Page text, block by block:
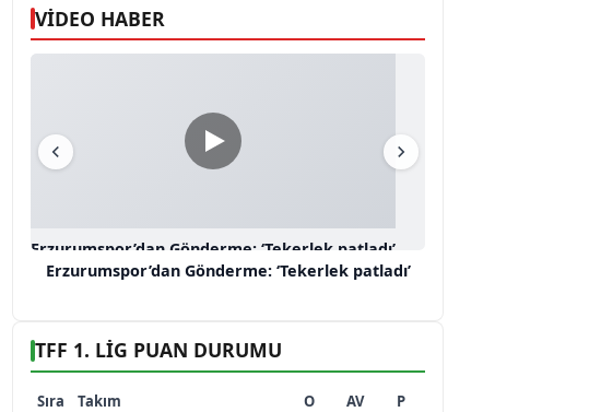
VİDEO HABER
Erzurumspor’dan Gönderme: ‘Tekerlek patladı’
Erzurumspor’dan Gönderme: ‘Tekerlek patladı’
TFF 1. LİG PUAN DURUMU
Sıra Takım O AV
P